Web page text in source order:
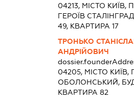
04213, МІСТО КИЇВ,
ГЕРОЇВ
49, КВАРТИРА 17
ТРОНЬКО
АНДРІЙОВИЧ
04205, МІСТО КИЇВ,
ОБОЛОНСЬКИЙ,
КВАРТИРА 82